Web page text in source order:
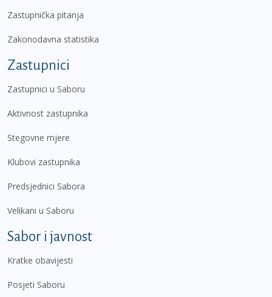
Zastupnička pitanja
Zakonodavna statistika
Zastupnici
Zastupnici u Saboru
Aktivnost zastupnika
Stegovne mjere
Klubovi zastupnika
Predsjednici Sabora
Velikani u Saboru
Sabor i javnost
Kratke obavijesti
Posjeti Saboru